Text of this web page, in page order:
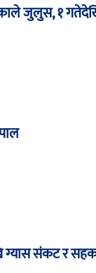
जुलुस, १
ग्यास संकट र